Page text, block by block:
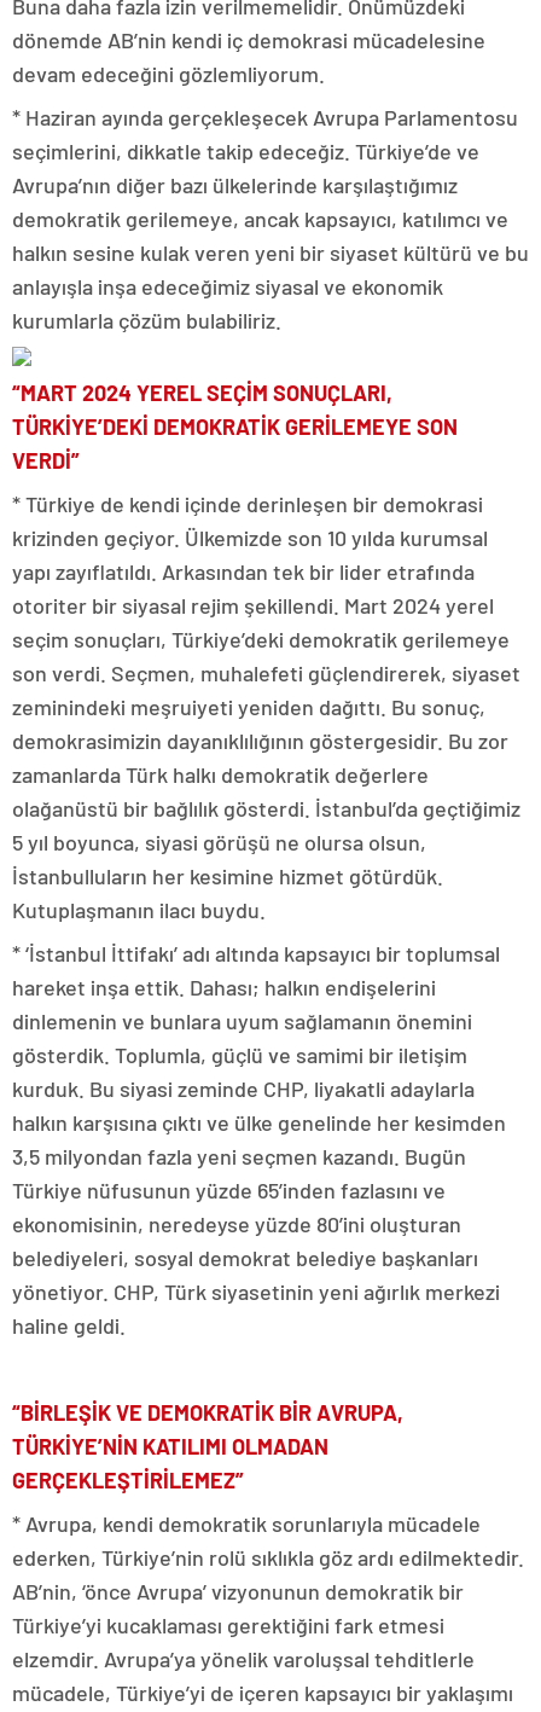
Buna daha fazla izin verilmemelidir. Önümüzdeki
dönemde AB’nin kendi iç demokrasi mücadelesine
devam edeceğini gözlemliyorum.
* Haziran ayında gerçekleşecek Avrupa Parlamentosu
seçimlerini, dikkatle takip edeceğiz. Türkiye’de ve
Avrupa’nın diğer bazı ülkelerinde karşılaştığımız
demokratik gerilemeye, ancak kapsayıcı, katılımcı ve
halkın sesine kulak veren yeni bir siyaset kültürü ve bu
anlayışla inşa edeceğimiz siyasal ve ekonomik
kurumlarla çözüm bulabiliriz.
“MART 2024 YEREL SEÇİM SONUÇLARI,
TÜRKİYE’DEKİ DEMOKRATİK GERİLEMEYE SON
VERDİ”
* Türkiye de kendi içinde derinleşen bir demokrasi
krizinden geçiyor. Ülkemizde son 10 yılda kurumsal
yapı zayıflatıldı. Arkasından tek bir lider etrafında
otoriter bir siyasal rejim şekillendi. Mart 2024 yerel
seçim sonuçları, Türkiye’deki demokratik gerilemeye
son verdi. Seçmen, muhalefeti güçlendirerek, siyaset
zeminindeki meşruiyeti yeniden dağıttı. Bu sonuç,
demokrasimizin dayanıklılığının göstergesidir. Bu zor
zamanlarda Türk halkı demokratik değerlere
olağanüstü bir bağlılık gösterdi. İstanbul’da geçtiğimiz
5 yıl boyunca, siyasi görüşü ne olursa olsun,
İstanbulluların her kesimine hizmet götürdük.
Kutuplaşmanın ilacı buydu.
* ‘İstanbul İttifakı’ adı altında kapsayıcı bir toplumsal
hareket inşa ettik. Dahası; halkın endişelerini
dinlemenin ve bunlara uyum sağlamanın önemini
gösterdik. Toplumla, güçlü ve samimi bir iletişim
kurduk. Bu siyasi zeminde CHP, liyakatli adaylarla
halkın karşısına çıktı ve ülke genelinde her kesimden
3,5 milyondan fazla yeni seçmen kazandı. Bugün
Türkiye nüfusunun yüzde 65’inden fazlasını ve
ekonomisinin, neredeyse yüzde 80’ini oluşturan
belediyeleri, sosyal demokrat belediye başkanları
yönetiyor. CHP, Türk siyasetinin yeni ağırlık merkezi
haline geldi.
“BİRLEŞİK VE DEMOKRATİK BİR AVRUPA,
TÜRKİYE’NİN KATILIMI OLMADAN
GERÇEKLEŞTİRİLEMEZ”
* Avrupa, kendi demokratik sorunlarıyla mücadele
ederken, Türkiye’nin rolü sıklıkla göz ardı edilmektedir.
AB’nin, ‘önce Avrupa’ vizyonunun demokratik bir
Türkiye’yi kucaklaması gerektiğini fark etmesi
elzemdir. Avrupa’ya yönelik varoluşsal tehditlerle
mücadele, Türkiye’yi de içeren kapsayıcı bir yaklaşımı